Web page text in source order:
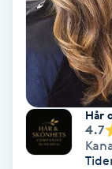
Massage
Medial
Medicinsk
Meditation
Hår
4.7